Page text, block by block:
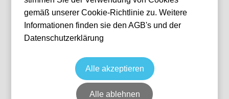
Longside Block 111
15:00
10 verfügbar
Belgien
Bosuilstadion
gemäß unserer Cookie-Richtlinie zu. Weitere
Informationen finden sie den AGB's und der
Datenschutzerklärung
Alle akzeptieren
Alle ablehnen